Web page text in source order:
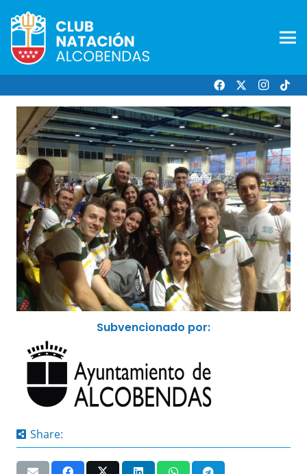
Subvencionado por:
Share: